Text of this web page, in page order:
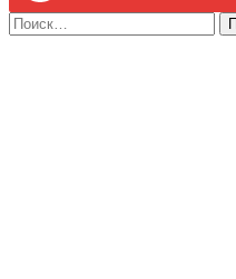
Найти: